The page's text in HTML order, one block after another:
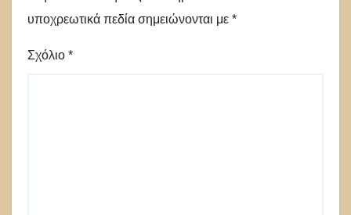
υποχρεωτικά πεδία σημειώνονται με *
Σχόλιο *